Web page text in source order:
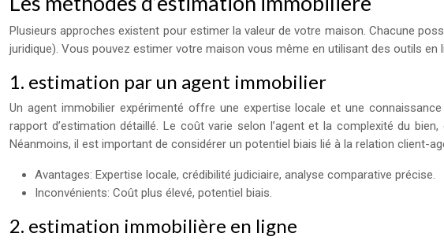
Plusieurs approches existent pour estimer la valeur de votre maison. Chacune
juridique). Vous pouvez estimer votre maison vous même en utilisant des outils
1. estimation par un agent immobilier
Un agent immobilier expérimenté offre une expertise locale et une
rapport d’estimation détaillé. Le coût varie selon l’agent et la complexité du
Néanmoins, il est important de considérer un potentiel biais lié à la relation client-
Avantages: Expertise locale, crédibilité judiciaire, analyse comparative précise.
Inconvénients: Coût plus élevé, potentiel biais.
2. estimation immobilière en ligne